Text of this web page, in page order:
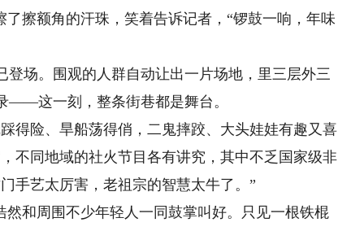
擦额角的汗珠，笑着告诉记者，“锣鼓一响，年味
场。围观的人群自动让出一片场地，里三层外三
——这一刻，整条街巷都是舞台。
险、旱船荡得俏，二鬼摔跤、大头娃娃有趣又喜
不同地域的社火节目各有讲究，其中不乏国家级非
手艺太厉害，老祖宗的智慧太牛了。”
和周围不少年轻人一同鼓掌叫好。只见一根铁棍